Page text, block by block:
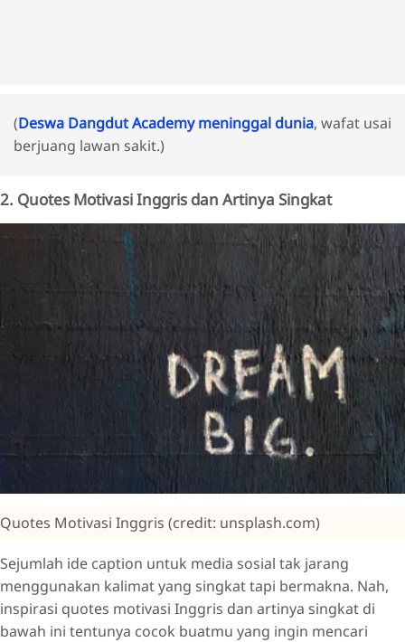
(Deswa Dangdut Academy meninggal dunia, wafat usai
berjuang lawan sakit.)
2. Quotes Motivasi Inggris dan Artinya Singkat
Quotes Motivasi Inggris (credit: unsplash.com)
Sejumlah ide caption untuk media sosial tak jarang
menggunakan kalimat yang singkat tapi bermakna. Nah,
inspirasi quotes motivasi Inggris dan artinya singkat di
bawah ini tentunya cocok buatmu yang ingin mencari